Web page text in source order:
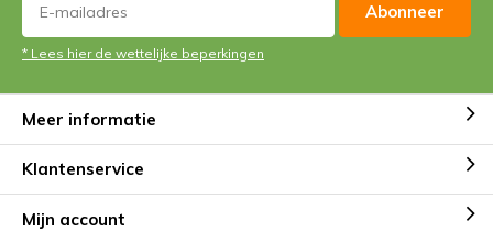
Abonneer
* Lees hier de wettelijke beperkingen
Meer informatie
Klantenservice
Mijn account